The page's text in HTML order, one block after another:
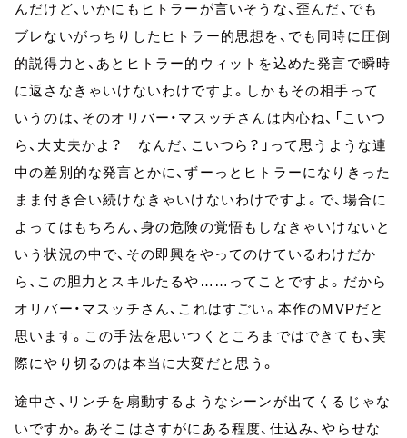
んだけど、いかにもヒトラーが言いそうな、歪んだ、でも
ブレないがっちりしたヒトラー的思想を、でも同時に圧倒
的説得力と、あとヒトラー的ウィットを込めた発言で瞬時
に返さなきゃいけないわけですよ。しかもその相手って
いうのは、そのオリバー・マスッチさんは内心ね、「こいつ
ら、大丈夫かよ？ なんだ、こいつら？」って思うような連
中の差別的な発言とかに、ずーっとヒトラーになりきった
まま付き合い続けなきゃいけないわけですよ。で、場合に
よってはもちろん、身の危険の覚悟もしなきゃいけないと
いう状況の中で、その即興をやってのけているわけだか
ら、この胆力とスキルたるや……ってことですよ。だから
オリバー・マスッチさん、これはすごい。本作のMVPだと
思います。この手法を思いつくところまではできても、実
際にやり切るのは本当に大変だと思う。
途中さ、リンチを扇動するようなシーンが出てくるじゃな
いですか。あそこはさすがにある程度、仕込み、やらせな